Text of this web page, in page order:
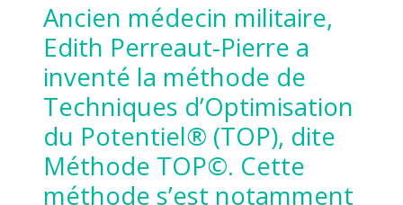
Ancien médecin militaire,
Edith Perreaut-Pierre a
inventé la méthode de
Techniques d’Optimisation
du Potentiel® (TOP), dite
Méthode TOP©. Cette
méthode s’est notamment